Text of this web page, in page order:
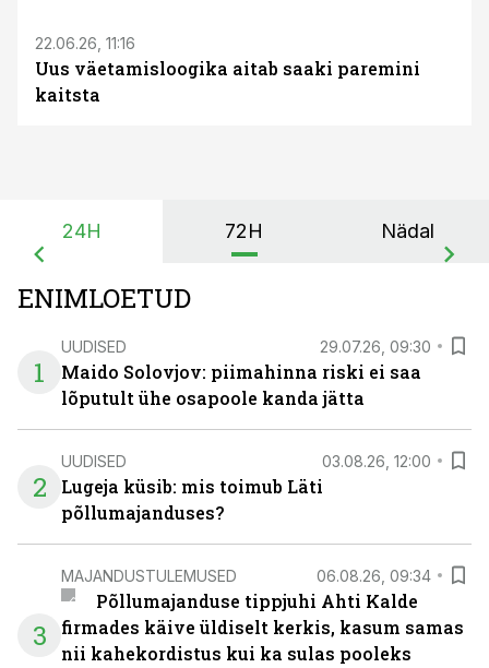
22.06.26, 11:16
Uus väetamisloogika aitab saaki paremini
kaitsta
24H 72H Nädal
ENIMLOETUD
1
UUDISED 29.07.26, 09:30
Maido Solovjov: piimahinna riski ei saa
lõputult ühe osapoole kanda jätta
2
UUDISED 03.08.26, 12:00
Lugeja küsib: mis toimub Läti
põllumajanduses?
3
MAJANDUSTULEMUSED 06.08.26, 09:34
Põllumajanduse tippjuhi Ahti Kalde
firmades käive üldiselt kerkis, kasum samas
nii kahekordistus kui ka sulas pooleks